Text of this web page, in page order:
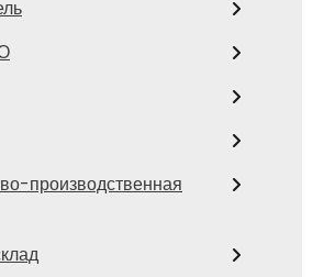
производственная